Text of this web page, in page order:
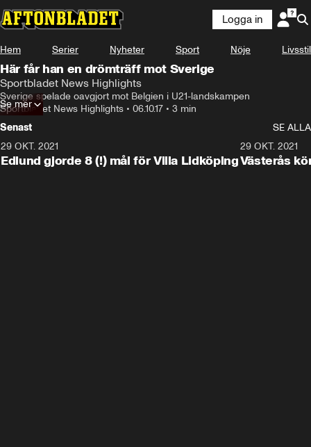
Logga in
Hem Serier Nyheter Sport Nöje Livsstil
Här får han en drömträff mot Sverige
Sportbladet News Highlights
Sverige spelade oavgjort mot Belgien i U21-landskampen
Sportbladet News Highlights • 06.10.17 • 3 min
Se mer
Senast
SE ALLA
29 OKT. 2021
Edlund gjorde 8 (!) mål för Villa Lidköping
29 OKT. 2021
Västerås